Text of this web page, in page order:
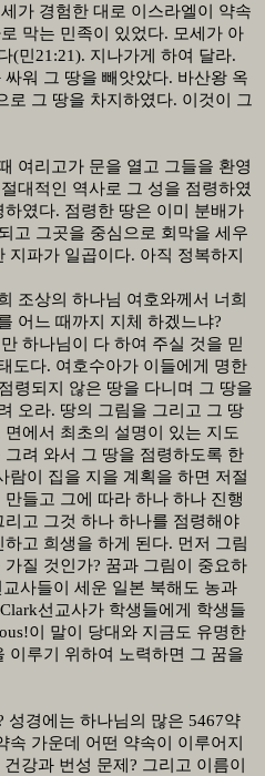
가 경험한 대로 이스라엘이 약속
막는 민족이 있었다. 모세가 아
(민21:21). 지나가게 하여 달라.
싸워 그 땅을 빼앗았다. 바산왕 옥
로 그 땅을 차지하였다. 이것이 그
여리고가 문을 열고 그들을 환영
대적인 역사로 그 성을 점령하였
하였다. 점령한 땅은 이미 분배가
고 그곳을 중심으로 회막을 세우
지파가 일곱이다. 아직 정복하지
조상의 하나님 여호와께서 너희
어느 때까지 지체 하겠느냐?
하나님이 다 하여 주실 것을 믿
도다. 여호수아가 이들에게 명한
령되지 않은 땅을 다니며 그 땅을
오라. 땅의 그림을 그리고 그 땅
면에서 최초의 설명이 있는 지도
그려 와서 그 땅을 점령하도록 한
람이 집을 지을 계획을 하면 저절
만들고 그에 따라 하나 하나 진행
리고 그것 하나 하나를 점령해야
하고 희생을 하게 된다. 먼저 그림
가질 것인가? 꿈과 그림이 중요하
사들이 세운 일본 북해도 농과
선교사가 학생들에게 학생들
이 말이 당대와 지금도 유명한
이루기 위하여 노력하면 그 꿈을
성경에는 하나님의 많은 5467약
속 가운데 어떤 약속이 이루어지
강과 번성 문제 ? 그리고 이름이